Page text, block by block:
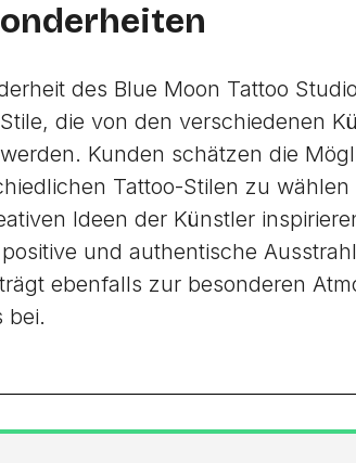
des Blue Moon Tattoo
die von den verschiedenen
Kunden schätzen die
Tattoo-Stilen zu wählen
Ideen der Künstler
und authentische
ebenfalls zur besonderen
bei.